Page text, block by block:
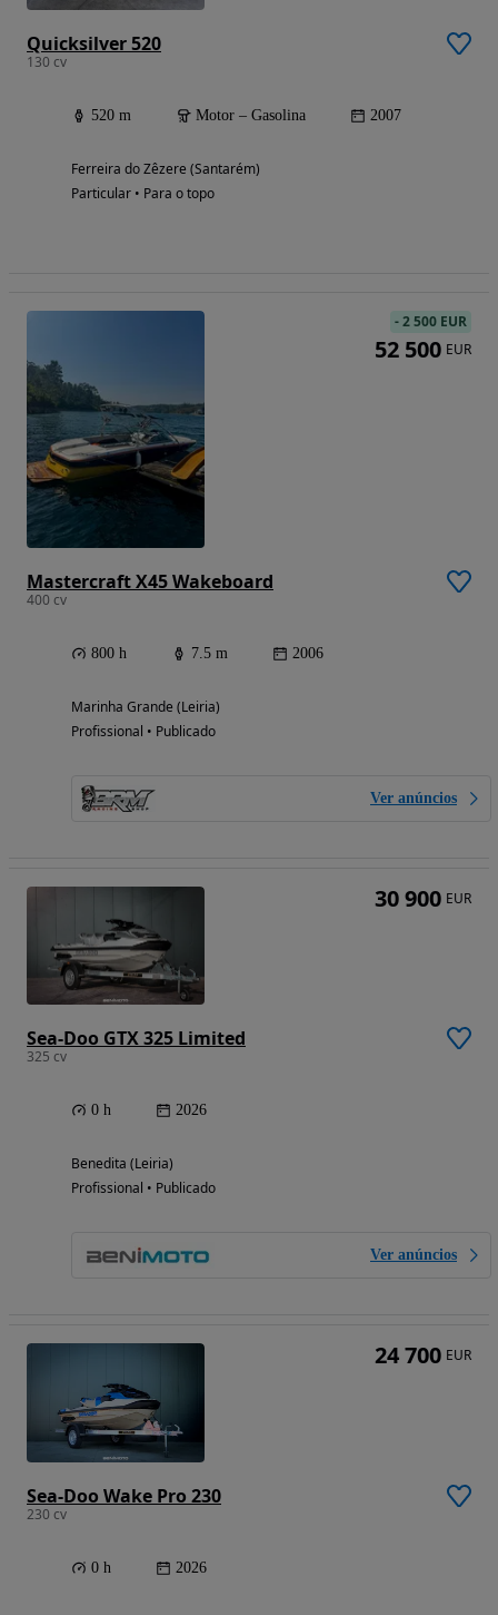
Quicksilver 520
130 cv
520 m Motor – Gasolina 2007
Ferreira do Zêzere (Santarém)
Particular • Para o topo
Mastercraft X45 Wakeboard
400 cv
800 h 7.5 m 2006
Marinha Grande (Leiria)
Profissional • Publicado
Ver anúncios
-2 500 EUR
52 500 EUR
Sea-Doo GTX 325 Limited
325 cv
0 h 2026
Benedita (Leiria)
Profissional • Publicado
Ver anúncios
30 900 EUR
Sea-Doo Wake Pro 230
230 cv
0 h 2026
24 700 EUR